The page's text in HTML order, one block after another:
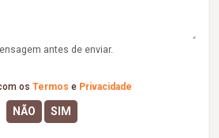
antes de enviar.
os Termos e Privacidade